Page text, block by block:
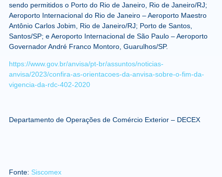
sendo permitidos o Porto do Rio de Janeiro, Rio de Janeiro/RJ;
Aeroporto Internacional do Rio de Janeiro – Aeroporto Maestro
Antônio Carlos Jobim, Rio de Janeiro/RJ; Porto de Santos,
Santos/SP; e Aeroporto Internacional de São Paulo – Aeroporto
Governador André Franco Montoro, Guarulhos/SP.
https://www.gov.br/anvisa/pt-br/assuntos/noticias-
anvisa/2023/confira-as-orientacoes-da-anvisa-sobre-o-fim-da-
vigencia-da-rdc-402-2020
Departamento de Operações de Comércio Exterior – DECEX
Fonte: Siscomex